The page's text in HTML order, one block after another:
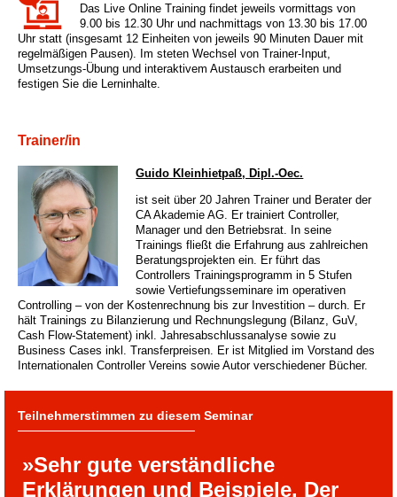
Das Live Online Training findet jeweils vormittags von
9.00 bis 12.30 Uhr und nachmittags von 13.30 bis 17.00
Uhr statt (insgesamt 12 Einheiten von jeweils 90 Minuten Dauer mit
regelmäßigen Pausen). Im steten Wechsel von Trainer-Input,
Umsetzungs-Übung und interaktivem Austausch erarbeiten und
festigen Sie die Lerninhalte.
Trainer/in
Guido Kleinhietpaß, Dipl.-Oec.
ist seit über 20 Jahren Trainer und Berater der
CA Akademie AG. Er trainiert Controller,
Manager und den Betriebsrat. In seine
Trainings fließt die Erfahrung aus zahlreichen
Beratungsprojekten ein. Er führt das
Controllers Trainingsprogramm in 5 Stufen
sowie Vertiefungsseminare im operativen
Controlling – von der Kostenrechnung bis zur Investition – durch. Er
hält Trainings zu Bilanzierung und Rechnungslegung (Bilanz, GuV,
Cash Flow-Statement) inkl. Jahresabschlussanalyse sowie zu
Business Cases inkl. Transferpreisen. Er ist Mitglied im Vorstand des
Internationalen Controller Vereins sowie Autor verschiedener Bücher.
Teilnehmerstimmen zu diesem Seminar
»Sehr gute verständliche
Erklärungen und Beispiele. Der